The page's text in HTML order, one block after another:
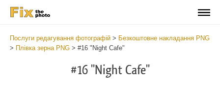
Послуги редагування фотографій > Безкоштовне накладання PNG
> Плівка зерна PNG > #16 "Night Cafe"
#16 "Night Cafe"